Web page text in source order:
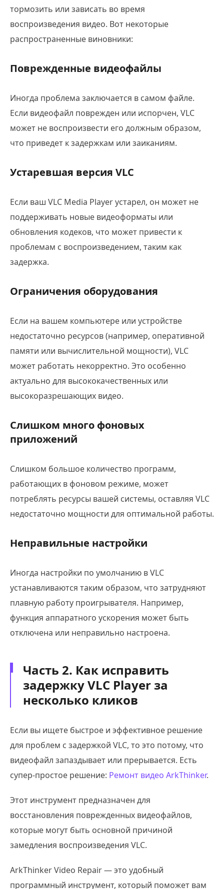
тормозить или зависать во время
воспроизведения видео. Вот некоторые
распространенные виновники:
Поврежденные видеофайлы
Иногда проблема заключается в самом файле.
Если видеофайл поврежден или испорчен, VLC
может не воспроизвести его должным образом,
что приведет к задержкам или заиканиям.
Устаревшая версия VLC
Если ваш VLC Media Player устарел, он может не
поддерживать новые видеоформаты или
обновления кодеков, что может привести к
проблемам с воспроизведением, таким как
задержка.
Ограничения оборудования
Если на вашем компьютере или устройстве
недостаточно ресурсов (например, оперативной
памяти или вычислительной мощности), VLC
может работать некорректно. Это особенно
актуально для высококачественных или
высокоразрешающих видео.
Слишком много фоновых
приложений
Слишком большое количество программ,
работающих в фоновом режиме, может
потреблять ресурсы вашей системы, оставляя VLC
недостаточно мощности для оптимальной работы.
Неправильные настройки
Иногда настройки по умолчанию в VLC
устанавливаются таким образом, что затрудняют
плавную работу проигрывателя. Например,
функция аппаратного ускорения может быть
отключена или неправильно настроена.
Часть 2. Как исправить
задержку VLC Player за
несколько кликов
Если вы ищете быстрое и эффективное решение
для проблем с задержкой VLC, то это потому, что
видеофайл запаздывает или прерывается. Есть
супер-простое решение: Ремонт видео ArkThinker.
Этот инструмент предназначен для
восстановления поврежденных видеофайлов,
которые могут быть основной причиной
замедления воспроизведения VLC.
ArkThinker Video Repair — это удобный
программный инструмент, который поможет вам